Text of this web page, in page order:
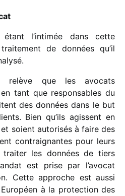
étant l’intimée dans cette
de données qu’il
relève que les avocats
tant que respon­sables du
des données dans le but
Bien qu’ils agissent en
soient auto­ri­sés à faire des
contrai­gnantes pour leurs
les données de tiers
est prise par l’avocat
Cette approche est aussi
à la protec­tion des